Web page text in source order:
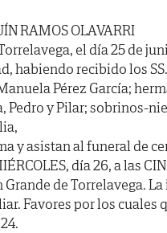
RAMOS OLAVARRI
el día 25 de
habiendo recibido los SS.
Pérez García;
Pedro y Pilar; sobrinos-
y asistan al funeral de
día 26, a las
de Torrelavega.
Favores por los cuales